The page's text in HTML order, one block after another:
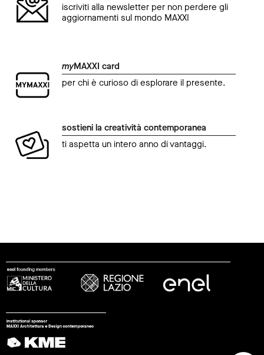
iscriviti alla newsletter per non perdere gli
aggiornamenti sul mondo MAXXI
myMAXXI card
per chi è curioso di esplorare il presente.
sostieni la creatività contemporanea
ti aspetta un intero anno di vantaggi.